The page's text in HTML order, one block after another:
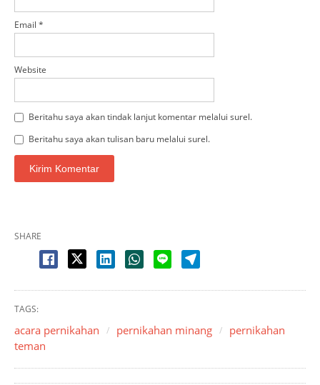
Email *
Website
Beritahu saya akan tindak lanjut komentar melalui surel.
Beritahu saya akan tulisan baru melalui surel.
SHARE
TAGS:
acara pernikahan pernikahan minang
pernikahan
teman